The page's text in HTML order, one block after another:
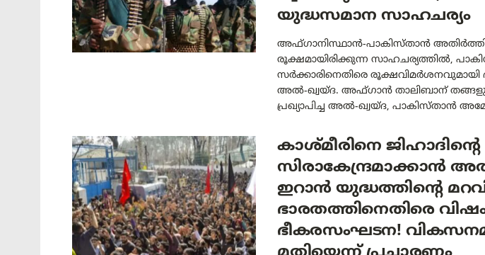
യുദ്ധസമാന സാഹചര്യം
അഫ്ഗാനിസ്ഥാൻ-പാകിസ്താൻ
രൂക്ഷമായിരിക്കുന്ന സാഹചര്യത്തിൽ,
സർക്കാരിനെതിരെ
അൽ-ഖ്വയ്ദ. അഫ്ഗാൻ താലിബാന്
പ്രഖ്യാപിച്ച അൽ-ഖ്വയ്ദ, പാകിസ്താൻ
കാശ്മീരിനെ ജിഹാദിന്റെ
സിരാകേന്ദ്രമാക്കാൻ
ഇറാൻ യുദ്ധത്തിന്റെ
ഭാരതത്തിനെതിരെ വിഷം
ഭീകരസംഘടന!